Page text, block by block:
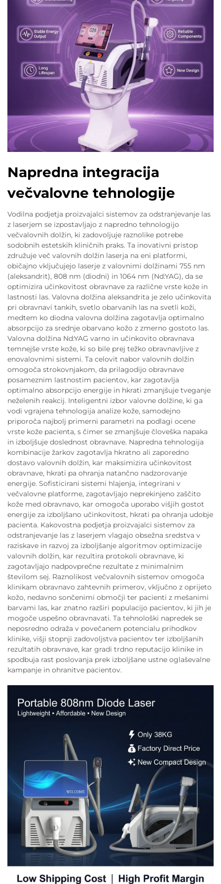
Napredna integracija
večvalovne tehnologije
Vodilna podjetja proizvajalci sistemov za odstranjevanje las
z laserjem se izpostavljajo z napredno tehnologijo
večvalovnih dolžin, ki zadovoljuje raznolike potrebe
sodobnih estetskih kliničnih praks. Ta inovativni pristop
združuje več valovnih dolžin laserja na eni platformi,
običajno vključujejo laserje z valovnimi dolžinami 755 nm
(aleksandrit), 808 nm (diodni) in 1064 nm (Nd:YAG), da se
optimizira učinkovitost obravnave za različne vrste kože in
lastnosti las. Valovna dolžina aleksandrita je zelo učinkovita
pri obravnavi tankih, svetlo obarvanih las na svetli koži,
medtem ko diodna valovna dolžina zagotavlja optimalno
absorpcijo za srednje obarvano kožo z zmerno gostoto las.
Valovna dolžina Nd:YAG varno in učinkovito obravnava
temnejše vrste kože, ki so bile prej težko obravnavljive z
enovalovnimi sistemi. Ta celovit nabor valovnih dolžin
omogoča strokovnjakom, da prilagodijo obravnave
posameznim lastnostim pacientov, kar zagotavlja
optimalno absorpcijo energije in hkrati zmanjšuje tveganje
neželenih reakcij. Inteligentni izbor valovne dolžine, ki ga
vodi vgrajena tehnologija analize kože, samodejno
priporoča najbolj primerni parametri na podlagi ocene
vrste kože pacienta, s čimer se zmanjšuje človeška napaka
in izboljšuje doslednost obravnave. Napredna tehnologija
kombinacije žarkov zagotavlja hkratno ali zaporedno
dostavo valovnih dolžin, kar maksimizira učinkovitost
obravnave, hkrati pa ohranja natančno nadzorovanje
energije. Sofisticirani sistemi hlajenja, integrirani v
večvalovne platforme, zagotavljajo neprekinjeno zaščito
kože med obravnavo, kar omogoča uporabo višjih gostot
energije za izboljšano učinkovitost, hkrati pa ohranja udobje
pacienta. Kakovostna podjetja proizvajalci sistemov za
odstranjevanje las z laserjem vlagajo obsežna sredstva v
raziskave in razvoj za izboljšanje algoritmov optimizacije
valovnih dolžin, kar rezultira protokoli obravnave, ki
zagotavljajo nadpovprečne rezultate z minimalnim
številom sej. Raznolikost večvalovnih sistemov omogoča
klinikam obravnavo zahtevnih primerov, vključno z oprijeto
kožo, nedavno sončenimi območji ter pacienti z mešanimi
barvami las, kar znatno razširi populacijo pacientov, ki jih je
mogoče uspešno obravnavati. Ta tehnološki napredek se
neposredno odraža v povečanem potencialu prihodkov
klinike, višji stopnji zadovoljstva pacientov ter izboljšanih
rezultatih obravnave, kar gradi trdno reputacijo klinike in
spodbuja rast poslovanja prek izboljšane ustne oglaševalne
kampanje in ohranitve pacientov.